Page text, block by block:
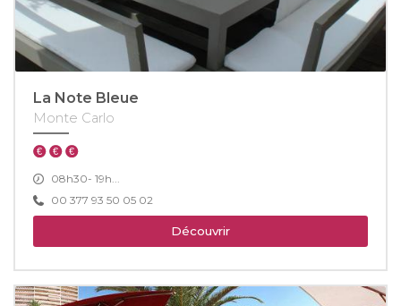
La Note Bleue
Monte Carlo
08h30- 19h...
00 377 93 50 05 02
Découvrir